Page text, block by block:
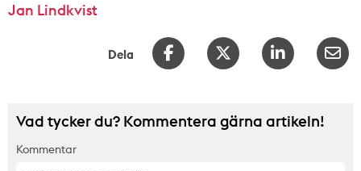
Jan Lindkvist
Dela
Vad tycker du? Kommentera gärna artikeln!
Kommentar